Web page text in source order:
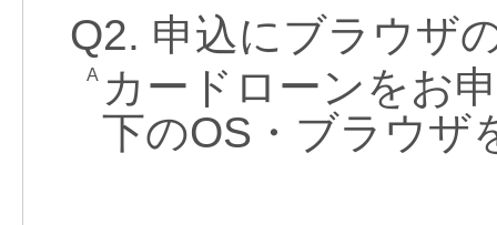
Q2. 申込にブラウザ
A カードローンをお
下のOS・ブラウザ